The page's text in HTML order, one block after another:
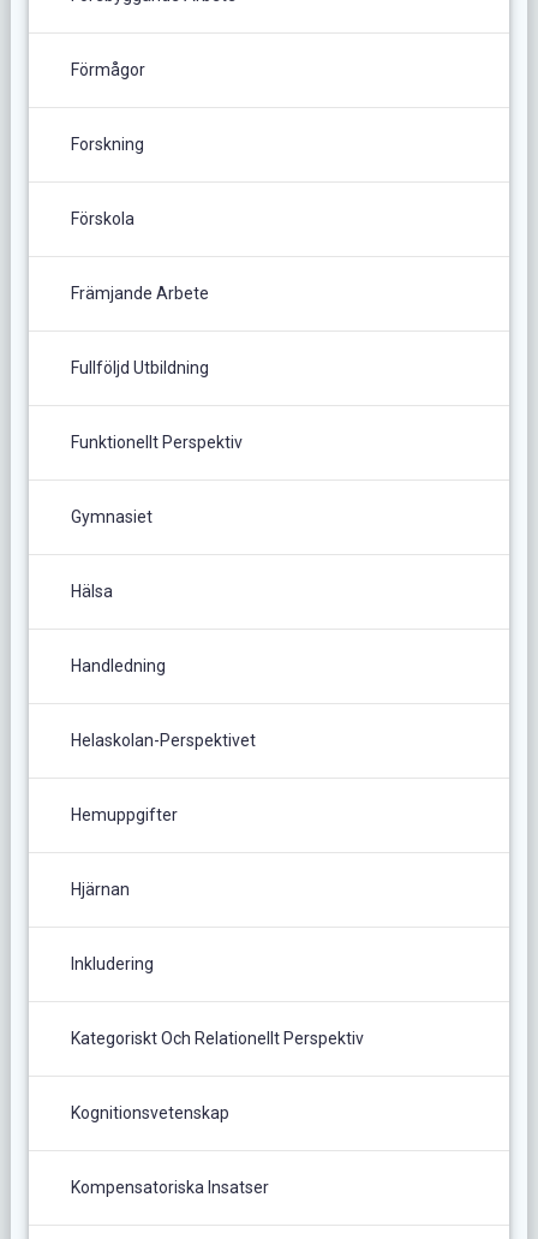
Förmågor
Forskning
Förskola
Främjande Arbete
Fullföljd Utbildning
Funktionellt Perspektiv
Gymnasiet
Hälsa
Handledning
Helaskolan-Perspektivet
Hemuppgifter
Hjärnan
Inkludering
Kategoriskt Och Relationellt Perspektiv
Kognitionsvetenskap
Kompensatoriska Insatser